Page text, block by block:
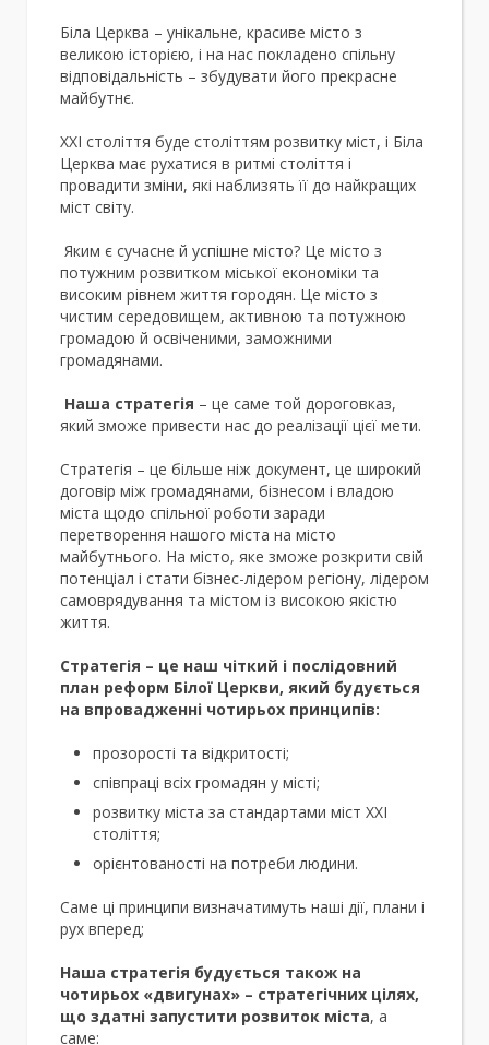
Біла Церква – унікальне, красиве місто з
великою історією, і на нас покладено спільну
відповідальність – збудувати його прекрасне
майбутнє.
ХХІ століття буде століттям розвитку міст, і Біла
Церква має рухатися в ритмі століття і
провадити зміни, які наблизять її до найкращих
міст світу.
Яким є сучасне й успішне місто? Це місто з
потужним розвитком міської економіки та
високим рівнем життя городян. Це місто з
чистим середовищем, активною та потужною
громадою й освіченими, заможними
громадянами.
Наша стратегія – це саме той дороговказ,
який зможе привести нас до реалізації цієї мети.
Стратегія – це більше ніж документ, це широкий
договір між громадянами, бізнесом і владою
міста щодо спільної роботи заради
перетворення нашого міста на місто
майбутнього. На місто, яке зможе розкрити свій
потенціал і стати бізнес-лідером регіону, лідером
самоврядування та містом із високою якістю
життя.
Стратегія – це наш чіткий і послідовний
план реформ Білої Церкви, який будується
на впровадженні чотирьох принципів:
прозорості та відкритості;
співпраці всіх громадян у місті;
розвитку міста за стандартами міст ХХІ
століття;
орієнтованості на потреби людини.
Саме ці принципи визначатимуть наші дії, плани і
рух вперед;
Наша стратегія будується також на
чотирьох «двигунах» – стратегічних цілях,
що здатні запустити розвиток міста, а
саме: